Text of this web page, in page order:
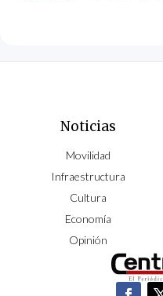
Noticias
Movilidad
Infraestructura
Cultura
Economía
Opinión